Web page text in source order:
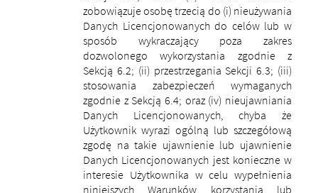
zobowiązuje osobę trzecią do (i) nieużywania
Danych Licencjonowanych do celów lub w
sposób wykraczający poza zakres
dozwolonego wykorzystania zgodnie z
Sekcją 6.2; (ii) przestrzegania Sekcji 6.3; (iii)
stosowania zabezpieczeń wymaganych
zgodnie z Sekcją 6.4; oraz (iv) nieujawniania
Danych Licencjonowanych, chyba że
Użytkownik wyrazi ogólną lub szczegółową
zgodę na takie ujawnienie lub ujawnienie
Danych Licencjonowanych jest konieczne w
interesie Użytkownika w celu wypełnienia
niniejszych Warunków korzystania lub